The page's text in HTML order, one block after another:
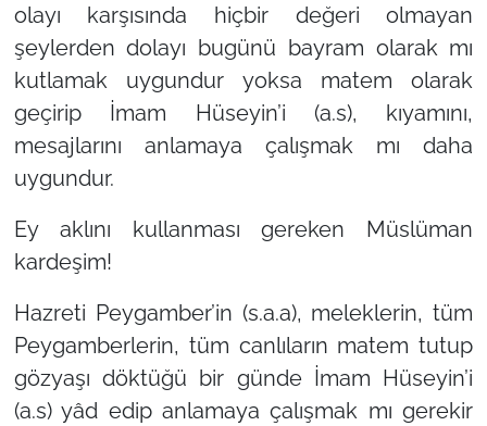
olayı karşısında hiçbir değeri olmayan
şeylerden dolayı bugünü bayram olarak mı
kutlamak uygundur yoksa matem olarak
geçirip İmam Hüseyin’i (a.s), kıyamını,
mesajlarını anlamaya çalışmak mı daha
uygundur.
Ey aklını kullanması gereken Müslüman
kardeşim!
Hazreti Peygamber’in (s.a.a), meleklerin, tüm
Peygamberlerin, tüm canlıların matem tutup
gözyaşı döktüğü bir günde İmam Hüseyin’i
(a.s) yâd edip anlamaya çalışmak mı gerekir